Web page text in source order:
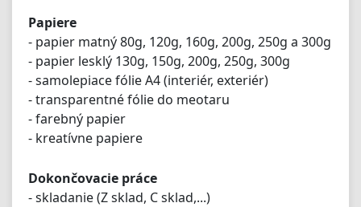
Papiere
- papier matný 80g, 120g, 160g, 200g, 250g a 300g
- papier lesklý 130g, 150g, 200g, 250g, 300g
- samolepiace fólie A4 (interiér, exteriér)
- transparentné fólie do meotaru
- farebný papier
- kreatívne papiere
Dokončovacie práce
- skladanie (Z sklad, C sklad,...)